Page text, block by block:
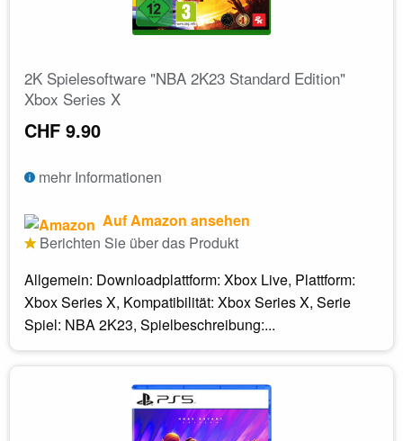
2K Spielesoftware "NBA 2K23 Standard Edition"
Xbox Series X
CHF 9.90
mehr Informationen
Auf Amazon ansehen
Berichten Sie über das Produkt
Allgemein: Downloadplattform: Xbox Live, Plattform:
Xbox Series X, Kompatibilität: Xbox Series X, Serie
Spiel: NBA 2K23, Spielbeschreibung:...